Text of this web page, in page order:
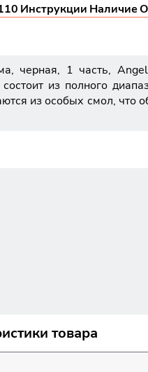
Инструкции Наличие
черная, 1 часть,
из полного
из особых смол, что
товара